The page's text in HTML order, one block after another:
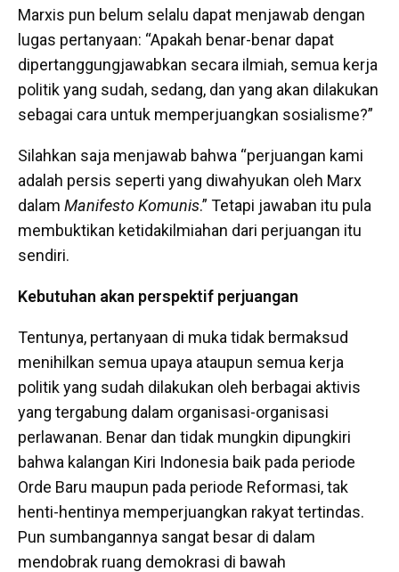
Marxis pun belum selalu dapat menjawab dengan
lugas pertanyaan: “Apakah benar-benar dapat
dipertanggungjawabkan secara ilmiah, semua kerja
politik yang sudah, sedang, dan yang akan dilakukan
sebagai cara untuk memperjuangkan sosialisme?”
Silahkan saja menjawab bahwa “perjuangan kami
adalah persis seperti yang diwahyukan oleh Marx
dalam Manifesto Komunis.” Tetapi jawaban itu pula
membuktikan ketidakilmiahan dari perjuangan itu
sendiri.
Kebutuhan akan perspektif perjuangan
Tentunya, pertanyaan di muka tidak bermaksud
menihilkan semua upaya ataupun semua kerja
politik yang sudah dilakukan oleh berbagai aktivis
yang tergabung dalam organisasi-organisasi
perlawanan. Benar dan tidak mungkin dipungkiri
bahwa kalangan Kiri Indonesia baik pada periode
Orde Baru maupun pada periode Reformasi, tak
henti-hentinya memperjuangkan rakyat tertindas.
Pun sumbangannya sangat besar di dalam
mendobrak ruang demokrasi di bawah